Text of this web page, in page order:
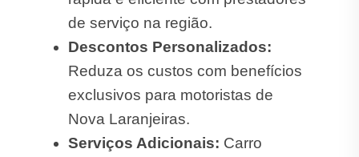
de serviço na região.
Descontos Personalizados:
Reduza os custos com benefícios
exclusivos para motoristas de
Nova Laranjeiras.
Serviços Adicionais: Carro